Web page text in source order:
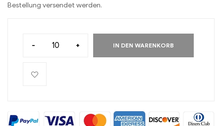
Bestellung versendet werden.
- + IN DEN WARENKORB